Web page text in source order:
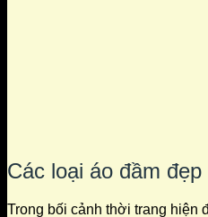
Các loại áo đầm
Trong bối cảnh thời trang hiện